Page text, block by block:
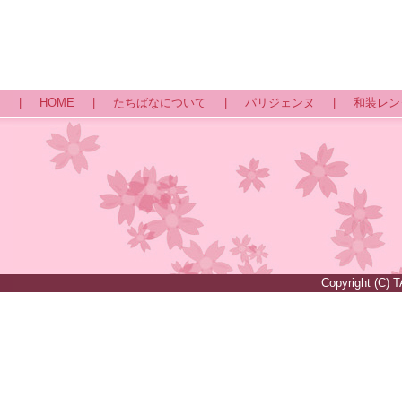
| HOME | たちばなについて | パリジェンヌ | 和装レ
Copyright (C)